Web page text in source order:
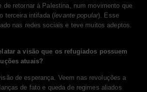
de retornar à Palestina, num movimento que
terceira intifada (levante popular). Esse
nas redes sociais e teve muitos adeptos.
a visão que os refugiados possuem
atuais?
de esperança. Veem nas revoluções a
de fato e queda de regimes aliados